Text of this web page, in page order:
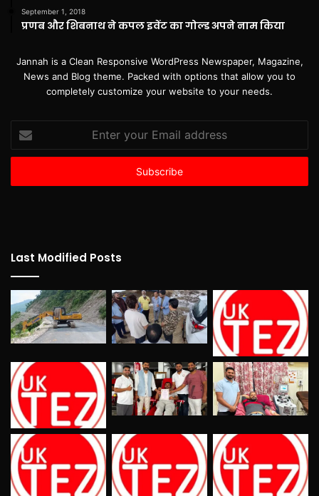
September 1, 2018
प्रणब और शिबनाथ ने कपल इवेंट का गोल्ड अपने नाम किया
Jannah is a Clean Responsive WordPress Newspaper, Magazine,
News and Blog theme. Packed with options that allow you to
completely customize your website to your needs.
your
Email
Last Modified Posts